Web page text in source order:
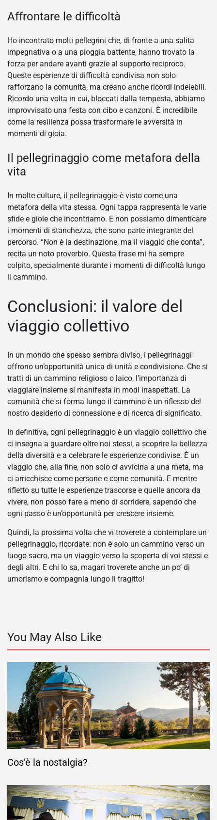
Affrontare le difficoltà
Ho incontrato molti pellegrini che, di fronte a una salita
impegnativa o a una pioggia battente, hanno trovato la
forza per andare avanti grazie al supporto reciproco.
Queste esperienze di difficoltà condivisa non solo
rafforzano la comunità, ma creano anche ricordi indelebili.
Ricordo una volta in cui, bloccati dalla tempesta, abbiamo
improvvisato una festa con cibo e canzoni. È incredibile
come la resilienza possa trasformare le avversità in
momenti di gioia.
Il pellegrinaggio come metafora della
vita
In molte culture, il pellegrinaggio è visto come una
metafora della vita stessa. Ogni tappa rappresenta le varie
sfide e gioie che incontriamo. E non possiamo dimenticare
i momenti di stanchezza, che sono parte integrante del
percorso. “Non è la destinazione, ma il viaggio che conta”,
recita un noto proverbio. Questa frase mi ha sempre
colpito, specialmente durante i momenti di difficoltà lungo
il cammino.
Conclusioni: il valore del
viaggio collettivo
In un mondo che spesso sembra diviso, i pellegrinaggi
offrono un’opportunità unica di unità e condivisione. Che si
tratti di un cammino religioso o laico, l’importanza di
viaggiare insieme si manifesta in modi inaspettati. La
comunità che si forma lungo il cammino è un riflesso del
nostro desiderio di connessione e di ricerca di significato.
In definitiva, ogni pellegrinaggio è un viaggio collettivo che
ci insegna a guardare oltre noi stessi, a scoprire la bellezza
della diversità e a celebrare le esperienze condivise. È un
viaggio che, alla fine, non solo ci avvicina a una meta, ma
ci arricchisce come persone e come comunità. E mentre
rifletto su tutte le esperienze trascorse e quelle ancora da
vivere, non posso fare a meno di sorridere, sapendo che
ogni passo è un’opportunità per crescere insieme.
Quindi, la prossima volta che vi troverete a contemplare un
pellegrinaggio, ricordate: non è solo un cammino verso un
luogo sacro, ma un viaggio verso la scoperta di voi stessi e
degli altri. E chi lo sa, magari troverete anche un po’ di
umorismo e compagnia lungo il tragitto!
You May Also Like
Cos’è la nostalgia?